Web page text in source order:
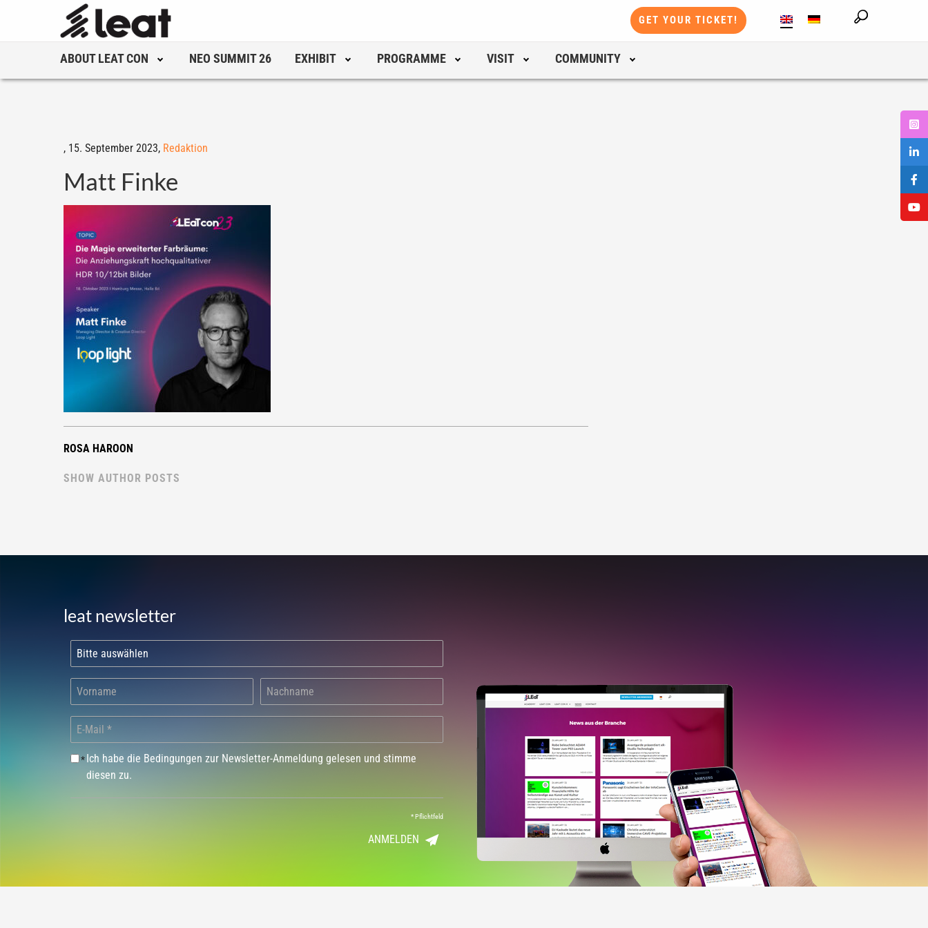
GET YOUR TICKET!
ABOUT LEAT CON NEO SUMMIT 26 EXHIBIT PROGRAMME VISIT COMMUNITY
, 15. September 2023, Redaktion
Matt Finke
ROSA HAROON
SHOW AUTHOR POSTS
leat newsletter
*Ich habe die Bedingungen zur Newsletter-Anmeldung gelesen und stimme
diesen zu.
*Pflichtfeld
ANMELDEN